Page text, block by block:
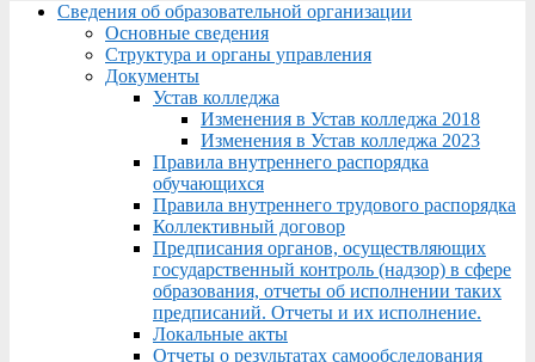
Menu
Сведения об образовательной организации
Основные сведения
Структура и органы управления
Документы
Устав колледжа
Изменения в Устав колледжа 2018
Изменения в Устав колледжа 2023
Правила внутреннего распорядка
обучающихся
Правила внутреннего трудового распорядка
Коллективный договор
Предписания органов, осуществляющих
государственный контроль (надзор) в сфере
образования, отчеты об исполнении таких
предписаний. Отчеты и их исполнение.
Локальные акты
Отчеты о результатах самообследования